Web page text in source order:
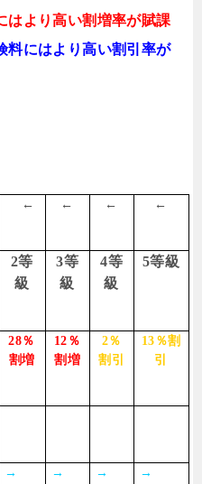
はより高い割増率が賦課
料にはより高い割引率が
← ← ← ←
2等
級
3等
級
4等
級
5等級
28％
割増
12 ％
割増
2％
割引
13 ％割
引
→ → → →